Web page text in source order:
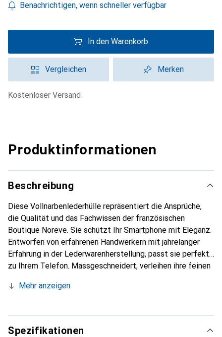
Benachrichtigen, wenn schneller verfügbar
In den Warenkorb
Vergleichen Merken
kostenloser Versand
Produktinformationen
Beschreibung
Diese Vollnarbenlederhülle repräsentiert die Ansprüche,
die Qualität und das Fachwissen der französischen
Boutique Noreve. Sie schützt Ihr Smartphone mit Eleganz.
Entworfen von erfahrenen Handwerkern mit jahrelanger
Erfahrung in der Lederwarenherstellung, passt sie perfekt
zu Ihrem Telefon. Massgeschneidert, verleihen ihre feinen
und unverzichtbaren Accessoire für Ihr Smartphone. Die
hochwertigen Produkte und eine zuverlässige Wahl für
eine anspruchsvolle Kundschaft.
Mehr anzeigen
Spezifikationen